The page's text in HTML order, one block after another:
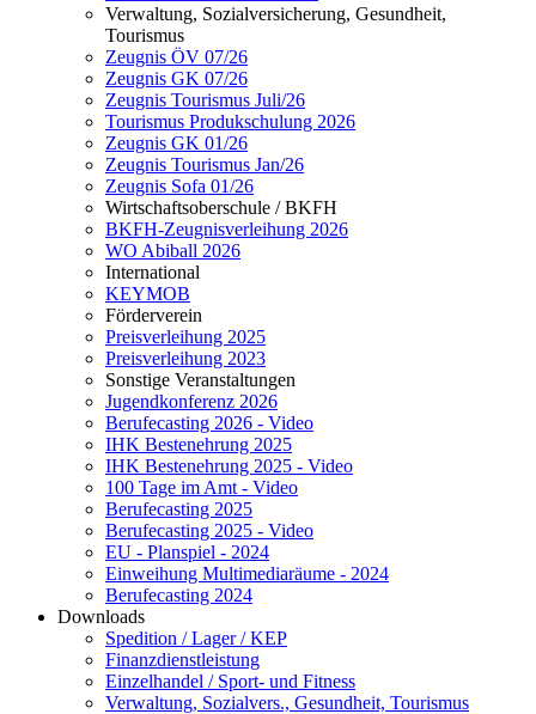
Verwaltung, Sozialversicherung, Gesundheit,
Tourismus
Zeugnis ÖV 07/26
Zeugnis GK 07/26
Zeugnis Tourismus Juli/26
Tourismus Produkschulung 2026
Zeugnis GK 01/26
Zeugnis Tourismus Jan/26
Zeugnis Sofa 01/26
Wirtschaftsoberschule / BKFH
BKFH-Zeugnisverleihung 2026
WO Abiball 2026
International
KEYMOB
Förderverein
Preisverleihung 2025
Preisverleihung 2023
Sonstige Veranstaltungen
Jugendkonferenz 2026
Berufecasting 2026 - Video
IHK Bestenehrung 2025
IHK Bestenehrung 2025 - Video
100 Tage im Amt - Video
Berufecasting 2025
Berufecasting 2025 - Video
EU - Planspiel - 2024
Einweihung Multimediaräume - 2024
Berufecasting 2024
Downloads
Spedition / Lager / KEP
Finanzdienstleistung
Einzelhandel / Sport- und Fitness
Verwaltung, Sozialvers., Gesundheit, Tourismus